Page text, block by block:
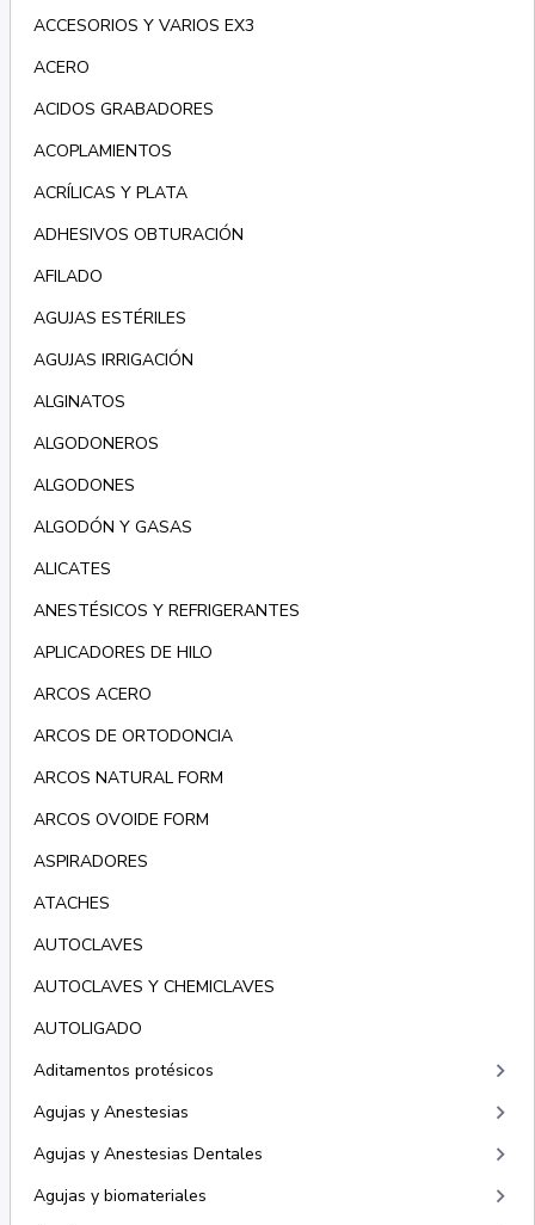
ACCESORIOS Y VARIOS EX3
ACERO
ACIDOS GRABADORES
ACOPLAMIENTOS
ACRÍLICAS Y PLATA
ADHESIVOS OBTURACIÓN
AFILADO
AGUJAS ESTÉRILES
AGUJAS IRRIGACIÓN
ALGINATOS
ALGODONEROS
ALGODONES
ALGODÓN Y GASAS
ALICATES
ANESTÉSICOS Y REFRIGERANTES
APLICADORES DE HILO
ARCOS ACERO
ARCOS DE ORTODONCIA
ARCOS NATURAL FORM
ARCOS OVOIDE FORM
ASPIRADORES
ATACHES
AUTOCLAVES
AUTOCLAVES Y CHEMICLAVES
AUTOLIGADO
Aditamentos protésicos
keyboard_arrow_right
Agujas y Anestesias keyboard_arrow_right
Agujas y Anestesias Dentales keyboard_arrow_right
Agujas y biomateriales keyboard_arrow_right